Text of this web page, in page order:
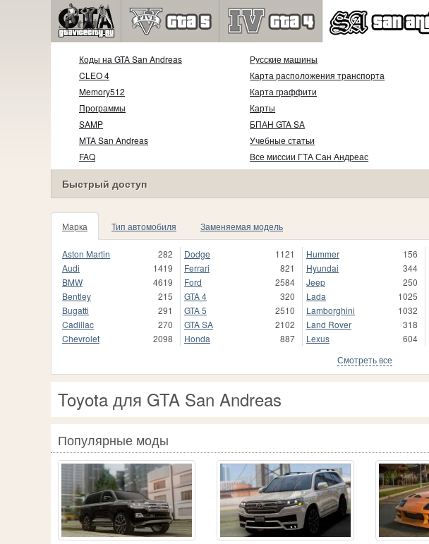
Коды на GTA San Andreas
CLEO 4
Memory512
Программы
SAMP
MTA San Andreas
FAQ
Русские машины
Карта расположения транспорта
Карта граффити
Карты
БПАН GTA SA
Учебные статьи
Все миссии ГТА Сан Андреас
Быстрый доступ
Марка Тип автомобиля Заменяемая модель
Aston Martin
282
Audi
1419
BMW
4619
Bentley
215
Bugatti
291
Cadillac
270
Chevrolet
2098
Dodge
1121
Ferrari
821
Ford
2584
GTA 4
320
GTA 5
2510
GTA SA
2102
Honda
887
Hummer
156
Hyundai
344
Jeep
250
Lada
1025
Lamborghini
1032
Land Rover
318
Lexus
604
Смотреть все
Toyota для GTA San Andreas
Популярные моды